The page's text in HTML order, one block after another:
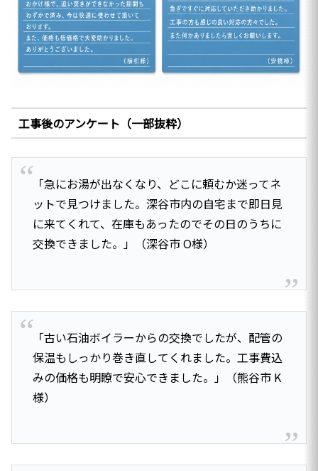
工事後のアンケート（一部抜粋）
「急にお湯が出なくなり、どこに頼むか迷ってネ
ットで見つけました。深谷市内の自宅まで即日見
に来てくれて、在庫もあったのでその日のうちに
交換できました。」（深谷市 O様）
「古い石油ボイラーからの交換でしたが、配管の
保温もしっかり巻き直してくれました。工事費込
みの価格も明瞭で安心できました。」（熊谷市 K
様）